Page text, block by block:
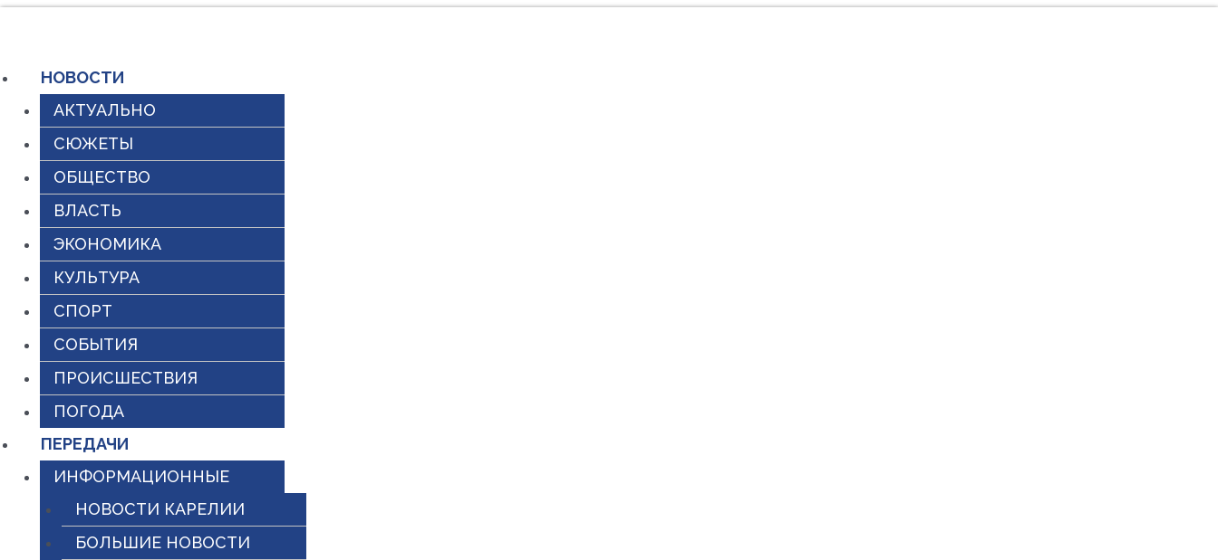
содержимому
НОВОСТИ
АКТУАЛЬНО
СЮЖЕТЫ
ОБЩЕСТВО
ВЛАСТЬ
ЭКОНОМИКА
КУЛЬТУРА
СПОРТ
СОБЫТИЯ
ПРОИСШЕСТВИЯ
ПОГОДА
ПЕРЕДАЧИ
ИНФОРМАЦИОННЫЕ
НОВОСТИ КАРЕЛИИ
БОЛЬШИЕ НОВОСТИ